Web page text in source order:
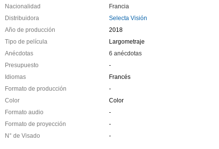
Nacionalidad
Francia
Distribuidora
Selecta Visión
Año de producción
2018
Tipo de película
Largometraje
Anécdotas
6 anécdotas
Presupuesto
-
Idiomas
Francés
Formato de producción
-
Color
Color
Formato audio
-
Formato de proyección
-
N° de Visado
-